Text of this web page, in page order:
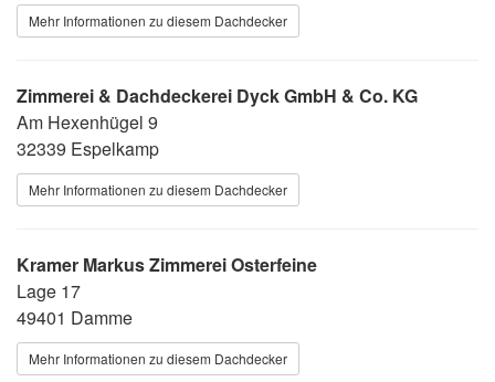
Mehr Informationen zu diesem Dachdecker
Zimmerei & Dachdeckerei Dyck GmbH & Co. KG
Am Hexenhügel 9
32339 Espelkamp
Mehr Informationen zu diesem Dachdecker
Kramer Markus Zimmerei Osterfeine
Lage 17
49401 Damme
Mehr Informationen zu diesem Dachdecker